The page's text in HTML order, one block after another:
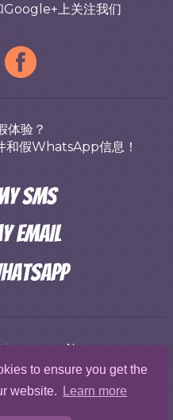
to ensure you get the
website.
Learn more
上关注我们
体验？
和假WhatsApp信息！
Abuse
使用说明